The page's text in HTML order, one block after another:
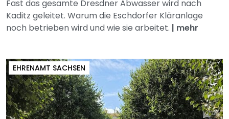
Fast das gesamte Dresdner Abwasser wird nach
Kaditz geleitet. Warum die Eschdorfer Kläranlage
noch betrieben wird und wie sie arbeitet. | mehr
EHRENAMT SACHSEN